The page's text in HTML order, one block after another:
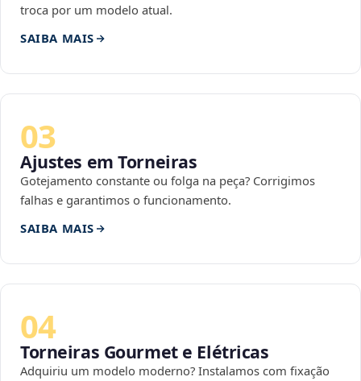
troca por um modelo atual.
SAIBA MAIS
03
Ajustes em Torneiras
Gotejamento constante ou folga na peça? Corrigimos
falhas e garantimos o funcionamento.
SAIBA MAIS
04
Torneiras Gourmet e Elétricas
Adquiriu um modelo moderno? Instalamos com fixação